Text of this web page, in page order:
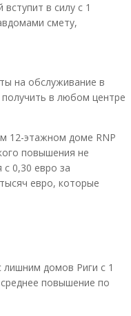
в силу с 1
смету,
на обслуживание в
получить в любом центре
12-этажном доме RNP
повышения не
0,30 евро за
евро, которые
домов Риги с 1
повышение по